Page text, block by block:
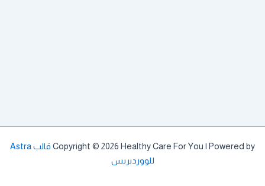
Copyright © 2026 Healthy Care For You | Powered by
قالب Astra
للووردبريس